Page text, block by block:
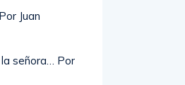
Juan
señora… Por